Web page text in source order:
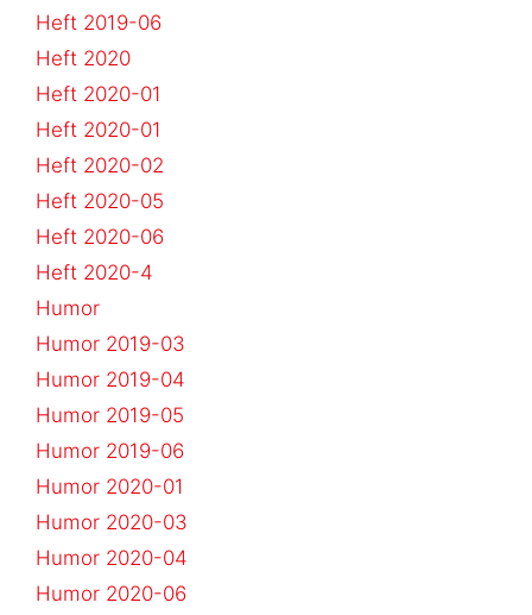
Heft 2019-06
Heft 2020
Heft 2020-01
Heft 2020-01
Heft 2020-02
Heft 2020-05
Heft 2020-06
Heft 2020-4
Humor
Humor 2019-03
Humor 2019-04
Humor 2019-05
Humor 2019-06
Humor 2020-01
Humor 2020-03
Humor 2020-04
Humor 2020-06